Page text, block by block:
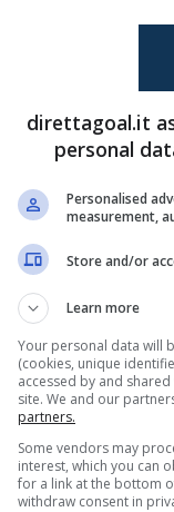
dell’Inter
l’amaro
in salita per
notizie
obiettivo dell’
in maniera
nerazzurri.
come
negli ultimi
direttagoal.it
personal
Personalised
measurement,
Store and/or
Learn more
Your personal data will
(cookies, unique
accessed by and
site. We and our
partners.
Some vendors may
interest, which you can
for a link at the bottom
withdraw consent in